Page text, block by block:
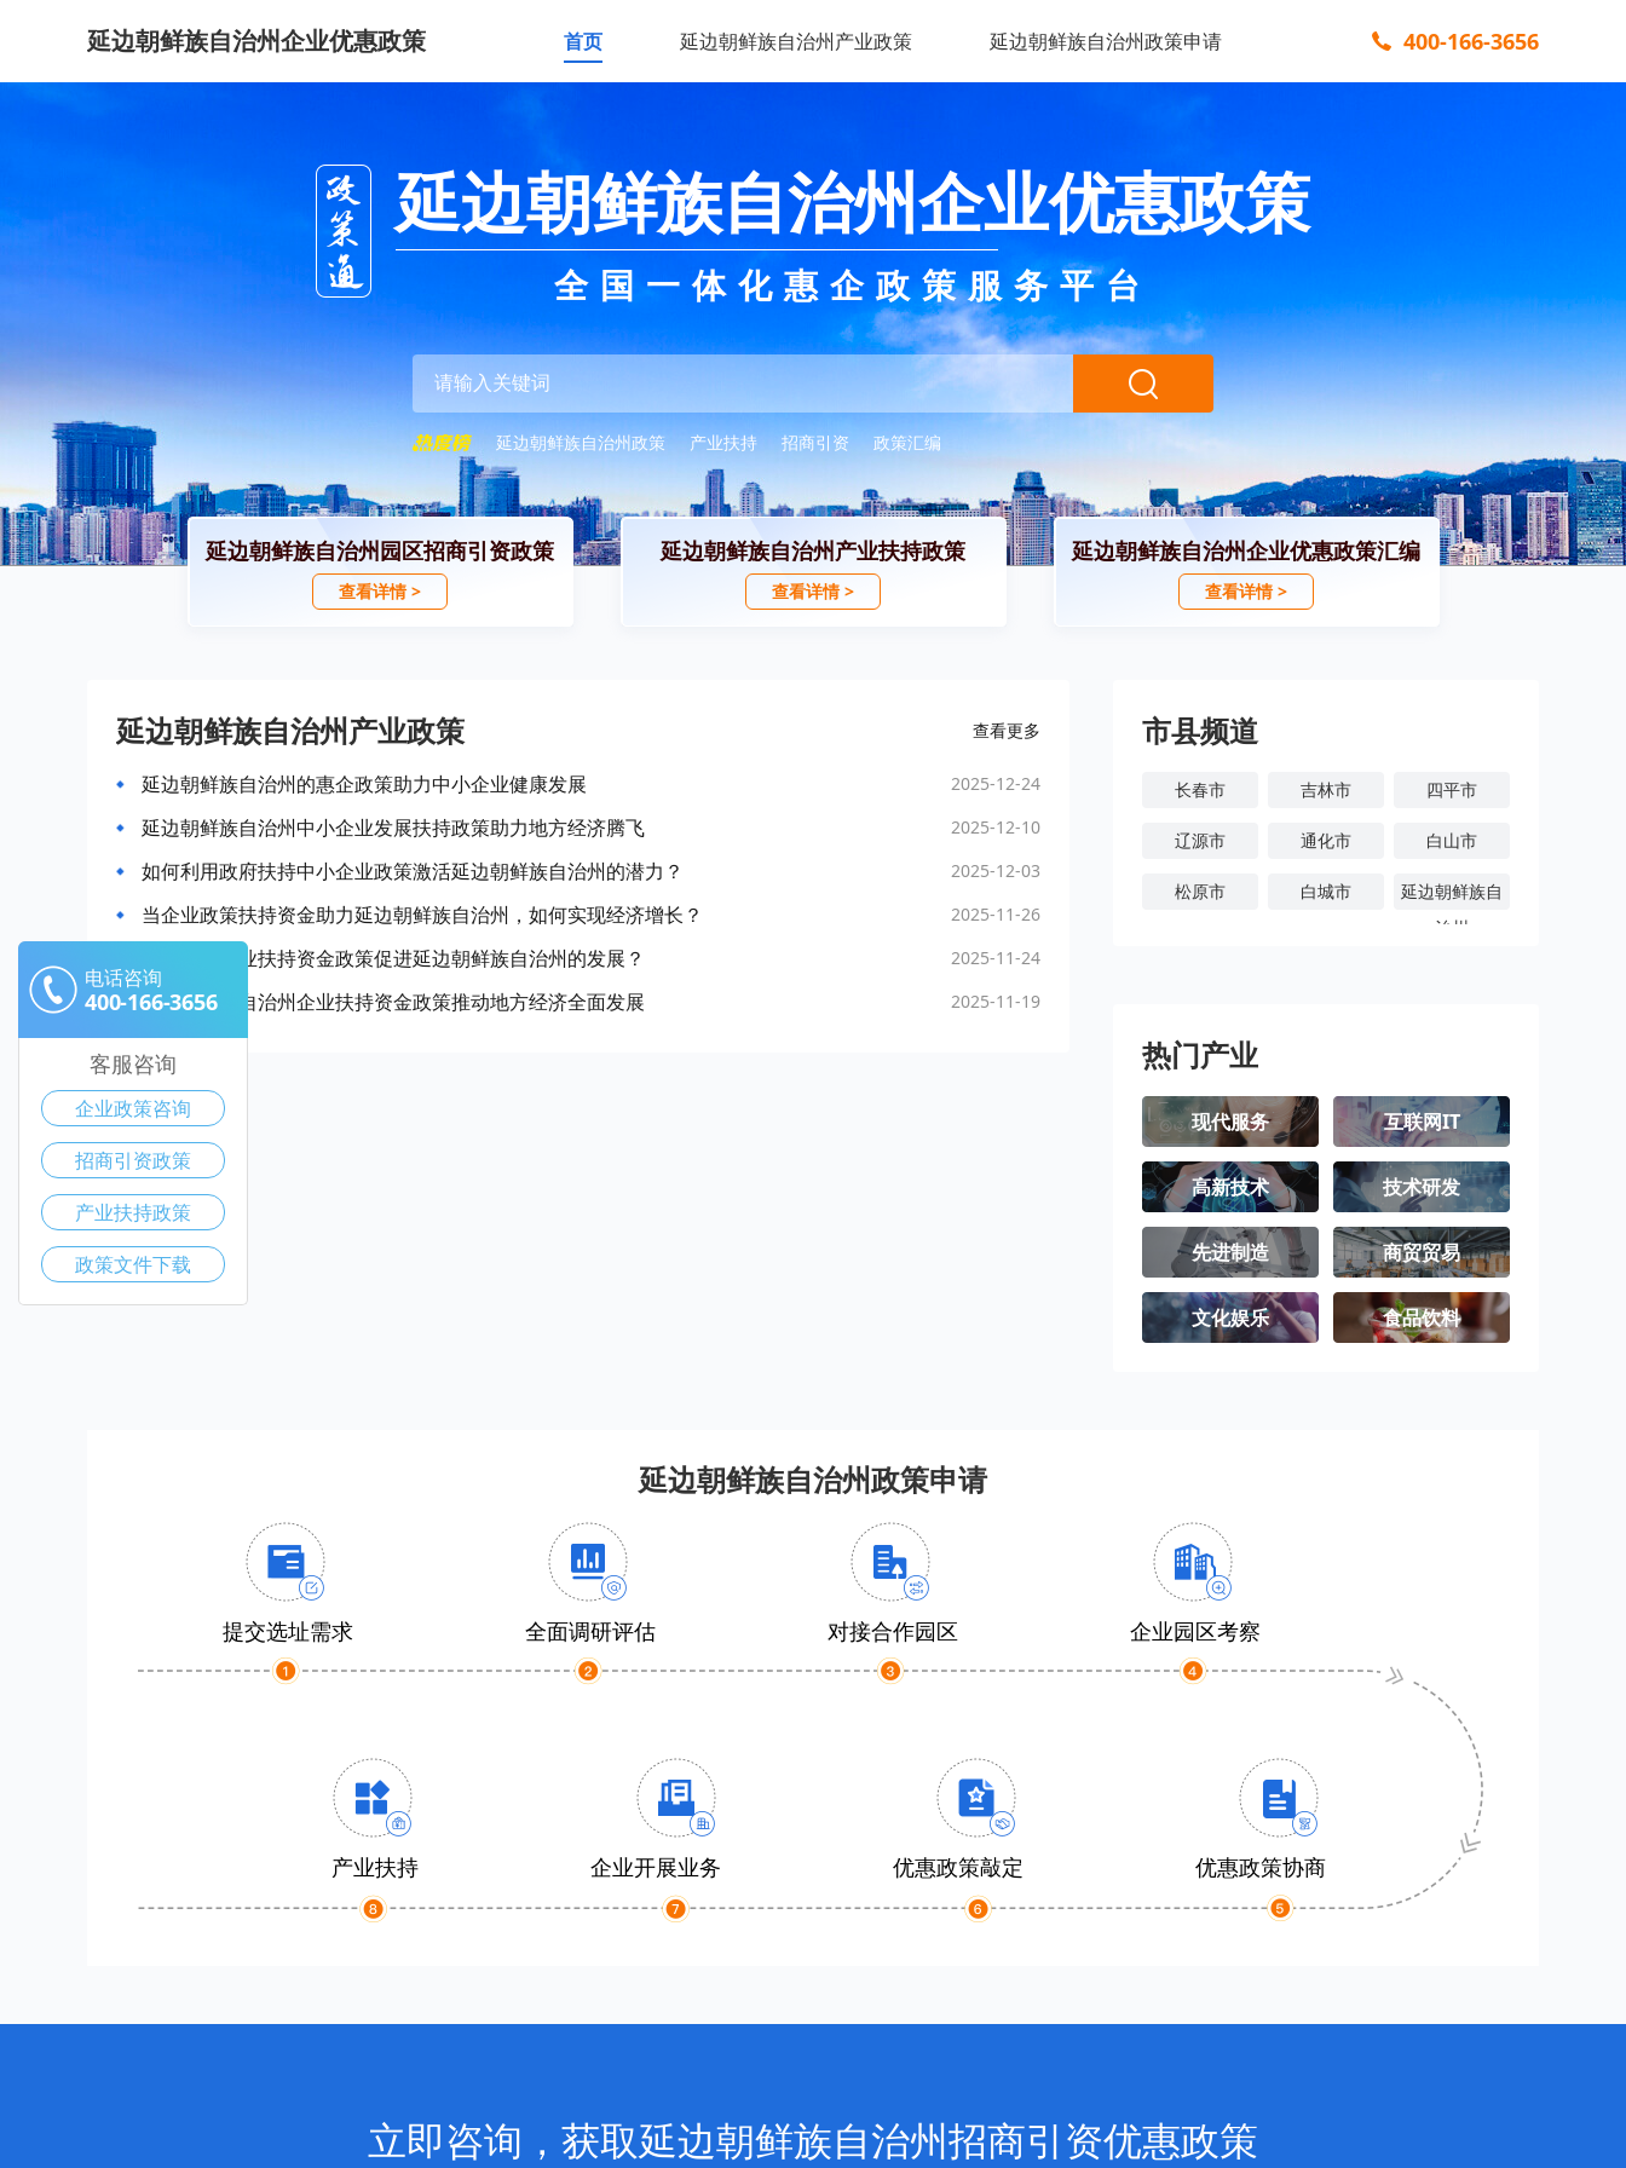
延边朝鲜族自治州企业优惠政策 首页 延边朝鲜族自治州产业政策 延边朝鲜族自治州政策申请 400-166-3656
延边朝鲜族自治州企业优惠政策
全国一体化惠企政策服务平台
延边朝鲜族自治州政策 产业扶持 招商引资 政策汇编
延边朝鲜族自治州园区招商引资政策
查看详情 >
延边朝鲜族自治州产业扶持政策
查看详情 >
延边朝鲜族自治州企业优惠政策汇编
查看详情 >
延边朝鲜族自治州产业政策 查看更多
延边朝鲜族自治州的惠企政策助力中小企业健康发展 2025-12-24
延边朝鲜族自治州中小企业发展扶持政策助力地方经济腾飞 2025-12-10
如何利用政府扶持中小企业政策激活延边朝鲜族自治州的潜力？ 2025-12-03
当企业政策扶持资金助力延边朝鲜族自治州，如何实现经济增长？ 2025-11-26
如何利用企业扶持资金政策促进延边朝鲜族自治州的发展？ 2025-11-24
延边朝鲜族自治州企业扶持资金政策推动地方经济全面发展 2025-11-19
市县频道
长春市 吉林市 四平市
辽源市 通化市 白山市
松原市 白城市
延边朝鲜族自
治州
热门产业
现代服务 互联网IT
高新技术 技术研发
先进制造 商贸贸易
文化娱乐 食品饮料
延边朝鲜族自治州政策申请
提交选址需求 全面调研评估 对接合作园区 企业园区考察
产业扶持 企业开展业务 优惠政策敲定 优惠政策协商
电话咨询
400-166-3656
客服咨询
企业政策咨询
招商引资政策
产业扶持政策
政策文件下载
立即咨询，获取延边朝鲜族自治州招商引资优惠政策